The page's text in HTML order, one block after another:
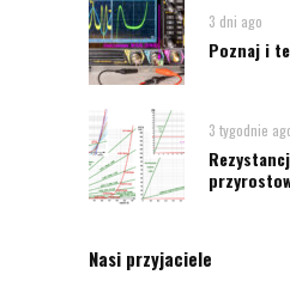
3 dni ago
Poznaj i
3 tygodnie
Nasi przyjaciele